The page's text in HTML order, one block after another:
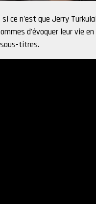
si ce n'est que Jerry
d'évoquer leur vie
titres.